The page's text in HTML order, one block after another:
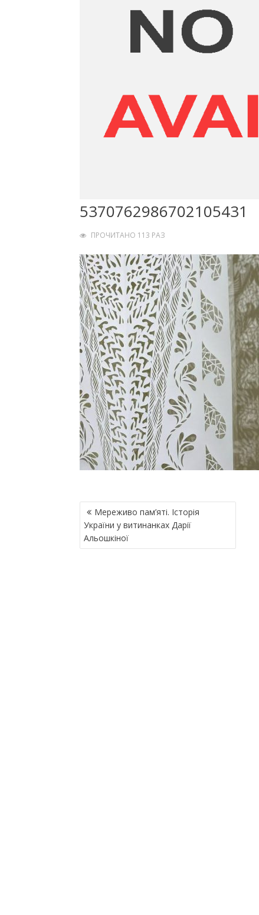
5370762986702105431
ПРОЧИТАНО 113 РАЗ
Н
А
В
І
Мереживо пам’яті. Історія
України у витинанках Дарії
Альошкіної